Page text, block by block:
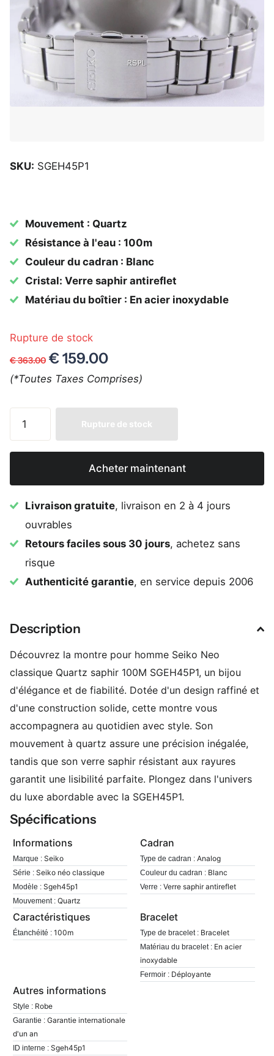
SKU: SGEH45P1
Mouvement : Quartz
Résistance à l'eau : 100m
Couleur du cadran : Blanc
Cristal: Verre saphir antireflet
Matériau du boîtier : En acier inoxydable
Rupture de stock
€ 363.00 € 159.00
(*Toutes Taxes Comprises)
Rupture de stock
Acheter maintenant
Livraison gratuite, livraison en 2 à 4 jours
ouvrables
Retours faciles sous 30 jours, achetez sans
risque
Authenticité garantie, en service depuis 2006
Description
Découvrez la montre pour homme Seiko Neo
classique Quartz saphir 100M SGEH45P1, un bijou
d'élégance et de fiabilité. Dotée d'un design raffiné et
d'une construction solide, cette montre vous
accompagnera au quotidien avec style. Son
mouvement à quartz assure une précision inégalée,
tandis que son verre saphir résistant aux rayures
garantit une lisibilité parfaite. Plongez dans l'univers
du luxe abordable avec la SGEH45P1.
Spécifications
Informations
Marque : Seiko
Série : Seiko néo classique
Modèle : Sgeh45p1
Mouvement : Quartz
Cadran
Type de cadran : Analog
Couleur du cadran : Blanc
Verre : Verre saphir antireflet
Caractéristiques
Étanchéité : 100m
Bracelet
Type de bracelet : Bracelet
Matériau du bracelet : En acier
inoxydable
Fermoir : Déployante
Autres informations
Style : Robe
Garantie : Garantie internationale
d'un an
ID interne : Sgeh45p1